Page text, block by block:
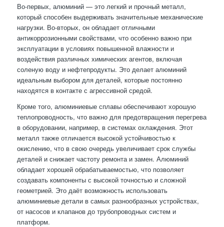
Во-первых, алюминий — это легкий и прочный металл,
который способен выдерживать значительные механические
нагрузки. Во-вторых, он обладает отличными
антикоррозионными свойствами, что особенно важно при
эксплуатации в условиях повышенной влажности и
воздействия различных химических агентов, включая
соленую воду и нефтепродукты. Это делает алюминий
идеальным выбором для деталей, которые постоянно
находятся в контакте с агрессивной средой.
Кроме того, алюминиевые сплавы обеспечивают хорошую
теплопроводность, что важно для предотвращения перегрева
в оборудовании, например, в системах охлаждения. Этот
металл также отличается высокой устойчивостью к
окислению, что в свою очередь увеличивает срок службы
деталей и снижает частоту ремонта и замен. Алюминий
обладает хорошей обрабатываемостью, что позволяет
создавать компоненты с высокой точностью и сложной
геометрией. Это даёт возможность использовать
алюминиевые детали в самых разнообразных устройствах,
от насосов и клапанов до трубопроводных систем и
платформ.